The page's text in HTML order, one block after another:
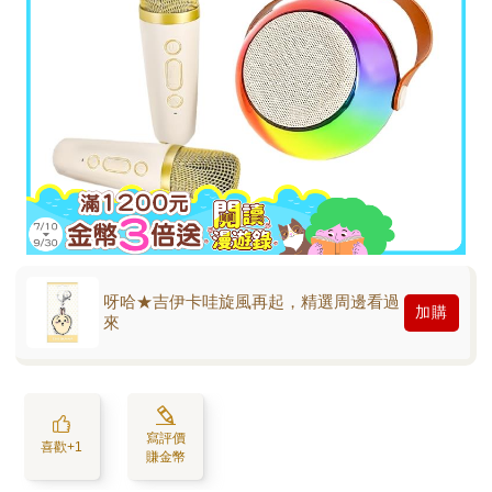
呀哈★吉伊卡哇旋風再起，精選周邊看過
來
加購
喜歡+1
寫評價
賺金幣